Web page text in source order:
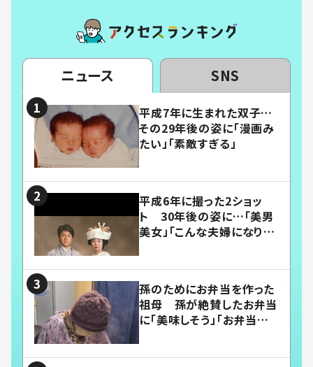
ニュース SNS
平成7年に生まれた双子…
その29年後の姿に「漫画み
たい」「素敵すぎる」
平成6年に撮った2ショッ
ト 30年後の姿に…「美男
美女」「こんな夫婦になりた
孫のためにお弁当を作った
祖母 孫が絶賛したお弁当
に「美味しそう」「お弁当すご